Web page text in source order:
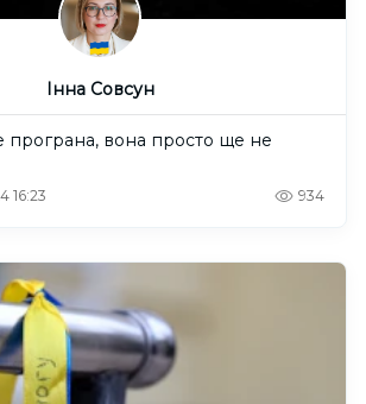
Інна Совсун
програна, вона просто ще не
16:23 934